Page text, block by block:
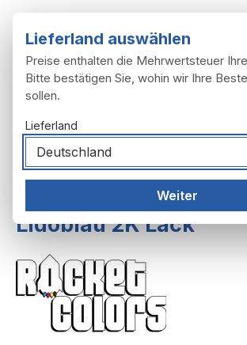
Farben, Lacke
Lidoblau 2K Lack
Lieferland auswählen
Preise enthalten die Mehrwertsteuer
Bitte bestätigen Sie, wohin wir Ihre
sollen.
Lieferland
Weiter